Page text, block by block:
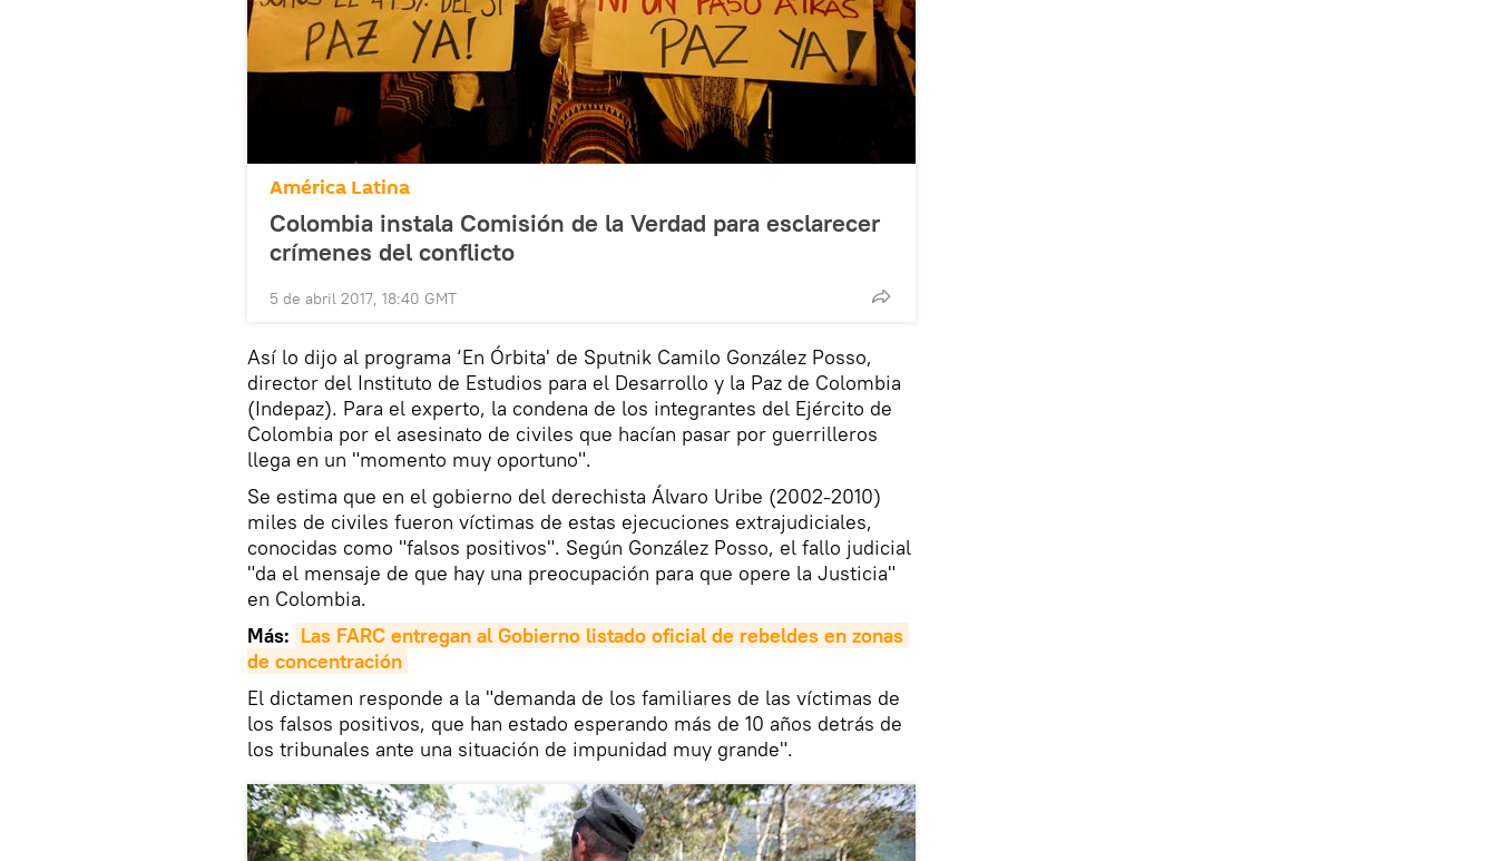
América Latina
Colombia instala Comisión de la Verdad para esclarecer
crímenes del conflicto
5 de abril 2017, 18:40 GMT
Así lo dijo al programa ‘En Órbita' de Sputnik Camilo González Posso,
director del Instituto de Estudios para el Desarrollo y la Paz de Colombia
(Indepaz). Para el experto, la condena de los integrantes del Ejército de
Colombia por el asesinato de civiles que hacían pasar por guerrilleros
llega en un "momento muy oportuno".
Se estima que en el gobierno del derechista Álvaro Uribe (2002-2010)
miles de civiles fueron víctimas de estas ejecuciones extrajudiciales,
conocidas como "falsos positivos". Según González Posso, el fallo judicial
"da el mensaje de que hay una preocupación para que opere la Justicia"
en Colombia.
Más: Las FARC entregan al Gobierno listado oficial de rebeldes en zonas
de concentración
El dictamen responde a la "demanda de los familiares de las víctimas de
los falsos positivos, que han estado esperando más de 10 años detrás de
los tribunales ante una situación de impunidad muy grande".